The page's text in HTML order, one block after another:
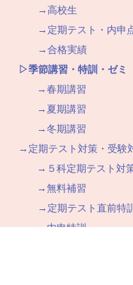
→高校生
→定期テスト・内申
→合格実績
▷季節講習・特訓・ゼミ
→春期講習
→夏期講習
→冬期講習
→定期テスト対策・受験
→５科定期テスト対
→無料補習
→定期テスト直前特訓
→内申特訓